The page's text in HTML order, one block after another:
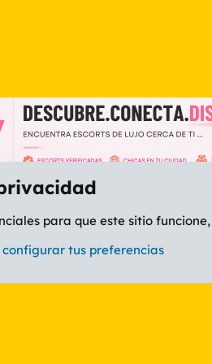
General
para que este sitio
tus preferencias